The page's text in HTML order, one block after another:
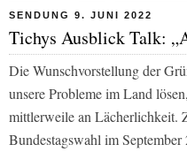
SENDUNG 9. JUNI 2022
Tichys Ausblick Talk:
Die Wunschvorstellung der
unsere Probleme im Land
mittlerweile an Lächerlichkeit.
Bundestagswahl im